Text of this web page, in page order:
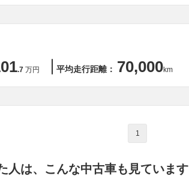
.7 万円 平均走行距離： 70,000km
1
人は、こんな中古車も見ています